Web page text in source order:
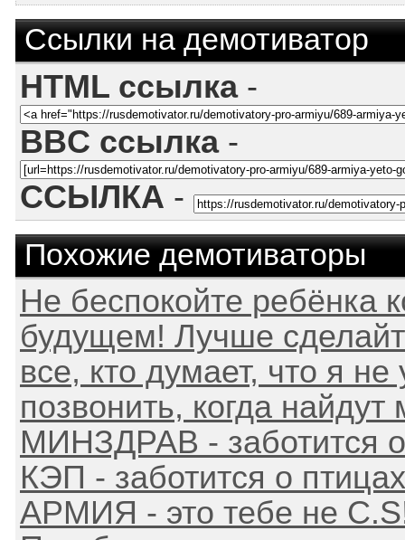
Ссылки на демотиватор
HTML ссылка-
BBC ссылка-
ССЫЛКА -
Похожие демотиваторы
Не беспокойте ребёнка
будущем! Лучше
все, кто думает, что я
позвонить, когда
МИНЗДРАВ - заботится
КЭП - заботится о птицах
АРМИЯ - это тебе не